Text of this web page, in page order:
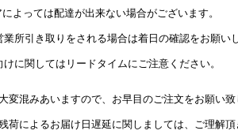
よっては配達が出来ない場合がございます。
所引き取りをされる場合は着日の確認をお願い
に関してはリードタイムにご注意ください。
変混みあいますので、お早目のご注文をお願い
荷によるお届け日遅延に関しましては、ご理解